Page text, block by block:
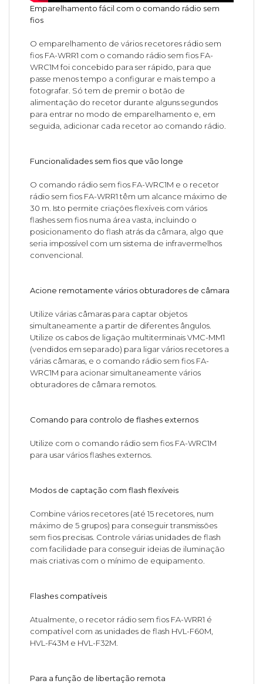
Emparelhamento fácil com o comando rádio sem
fios
O emparelhamento de vários recetores rádio sem
fios FA-WRR1 com o comando rádio sem fios FA-
WRC1M foi concebido para ser rápido, para que
passe menos tempo a configurar e mais tempo a
fotografar. Só tem de premir o botão de
alimentação do recetor durante alguns segundos
para entrar no modo de emparelhamento e, em
seguida, adicionar cada recetor ao comando rádio.
Funcionalidades sem fios que vão longe
O comando rádio sem fios FA-WRC1M e o recetor
rádio sem fios FA-WRR1 têm um alcance máximo de
30 m. Isto permite criações flexíveis com vários
flashes sem fios numa área vasta, incluindo o
posicionamento do flash atrás da câmara, algo que
seria impossível com um sistema de infravermelhos
convencional.
Acione remotamente vários obturadores de câmara
Utilize várias câmaras para captar objetos
simultaneamente a partir de diferentes ângulos.
Utilize os cabos de ligação multiterminais VMC-MM1
(vendidos em separado) para ligar vários recetores a
várias câmaras, e o comando rádio sem fios FA-
WRC1M para acionar simultaneamente vários
obturadores de câmara remotos.
Comando para controlo de flashes externos
Utilize com o comando rádio sem fios FA-WRC1M
para usar vários flashes externos.
Modos de captação com flash flexíveis
Combine vários recetores (até 15 recetores, num
máximo de 5 grupos) para conseguir transmissões
sem fios precisas. Controle várias unidades de flash
com facilidade para conseguir ideias de iluminação
mais criativas com o mínimo de equipamento.
Flashes compatíveis
Atualmente, o recetor rádio sem fios FA-WRR1 é
compatível com as unidades de flash HVL-F60M,
HVL-F43M e HVL-F32M.
Para a função de libertação remota